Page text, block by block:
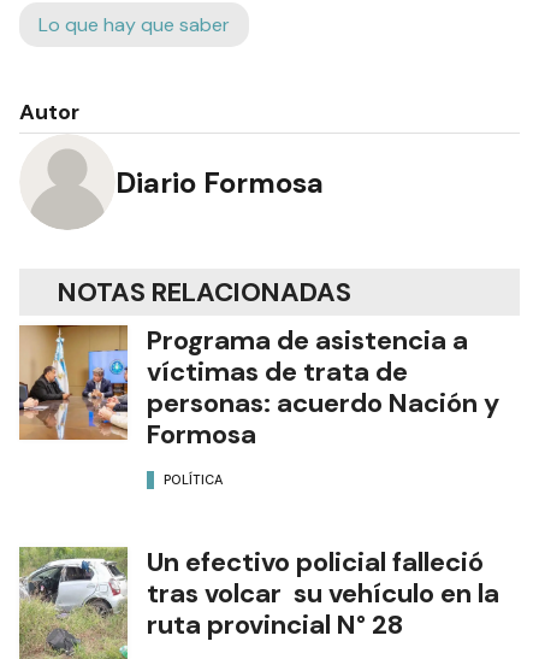
Lo que hay que saber
Autor
Diario Formosa
NOTAS RELACIONADAS
Programa de asistencia a
víctimas de trata de
personas: acuerdo Nación y
Formosa
POLÍTICA
Un efectivo policial falleció
tras volcar su vehículo en la
ruta provincial N° 28